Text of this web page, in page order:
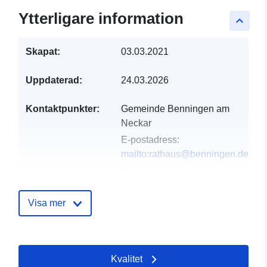
keyboard_arrow_up
Ytterligare information
Skapat: 03.03.2021
Uppdaterad: 24.03.2026
Kontaktpunkter:
Gemeinde Benningen am
Neckar
E-postadress:
mailto:rathaus@benningen.de
Läggs till i data.europa.eu:
Visa mer
Kvalitet